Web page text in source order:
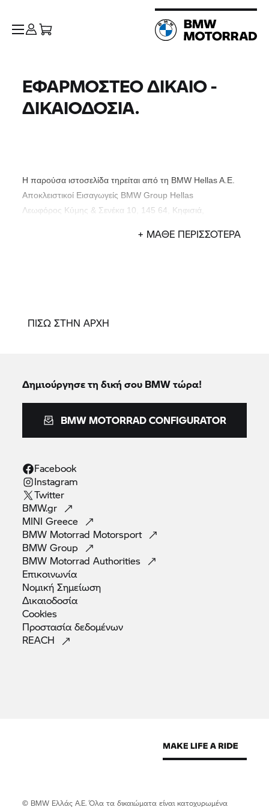
ΕΦΑΡΜΟΣΤΕΟ ΔΙΚΑΙΟ -
ΔΙΚΑΙΟΔΟΣΙΑ.
Η παρούσα ιστοσελίδα τηρείται από τη BMW Hellas A.E.
Αποκλειστικοί Εισαγωγείς BMW Group Hellas
Λεωφόρος Κύμης & Σενέκα 10, 145 64, Κηφισιά,
+ ΜΑΘΕ ΠΕΡΙΣΣΟΤΕΡΑ
ΠΙΣΩ ΣΤΗΝ ΑΡΧΗ
Δημιούργησε τη δική σου BMW τώρα!
BMW MOTORRAD CONFIGURATOR
Facebook
Instagram
Twitter
BMW.gr
MINIGreece
BMW Motorrad Motorsport
BMWGroup
BMW MotorradAuthorities
Επικοινωνία
ΝομικήΣημείωση
Δικαιοδοσία
Cookies
Προστασίαδεδομένων
REACH
© BMW Ελλάς Α.Ε. Όλα τα δικαιώματα είναι κατοχυρωμένα